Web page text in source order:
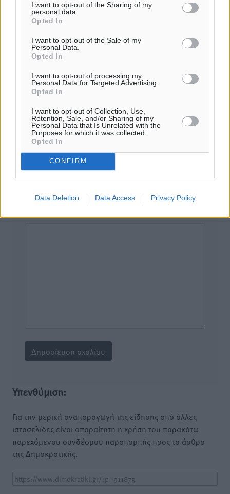
I want to opt-out of the Sharing of my
personal data.
Opted In
I want to opt-out of the Sale of my
Personal Data.
Opted In
I want to opt-out of processing my
Personal Data for Targeted Advertising.
Opted In
I want to opt-out of Collection, Use,
Retention, Sale, and/or Sharing of my
Personal Data that Is Unrelated with the
Purposes for which it was collected.
Opted In
CONFIRM
Data Deletion Data Access Privacy Policy
σχόλια θεωρούμε προσβλητικά ή περιέχουν ύβρεις, χωρίς
καμμία προειδοποίηση. Χρήστες που δεν τηρούν τους
Προσθέστε ένα σχόλιο
Το E-mail δεν θα δημοσιευτεί.
Πρέπει να συμπληρωθούν όλα τα πεδία για την
υποβολή του σχολίου.
Όνοματεπώνυμο Email
Φύλαξε τα στοιχεία μου για την επόμενη φορά.
Υπενθύμιση:
Για την μερική αναπαραγωγή της είδησης από άλλες
ιστοσελίδες είναι απαραίτητη η χρήση του παρακάτω
παρεχόμενου συνδέσμου παραπομπής προς το άρθρο
της Δημοκρατικής.